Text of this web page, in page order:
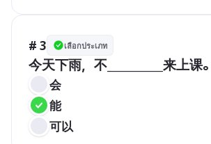
# 3 เลือกประเภท
今天下雨，不__________来上课。
会
能
可以